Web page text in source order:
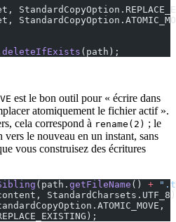
deleteIfExists
est le bon outil pour « écrire dans
atomiquement le fichier actif ».
cela correspond à rename(2) ; le
le nouveau en un instant, sans
vous construisez des écritures
(path. getFileName () +